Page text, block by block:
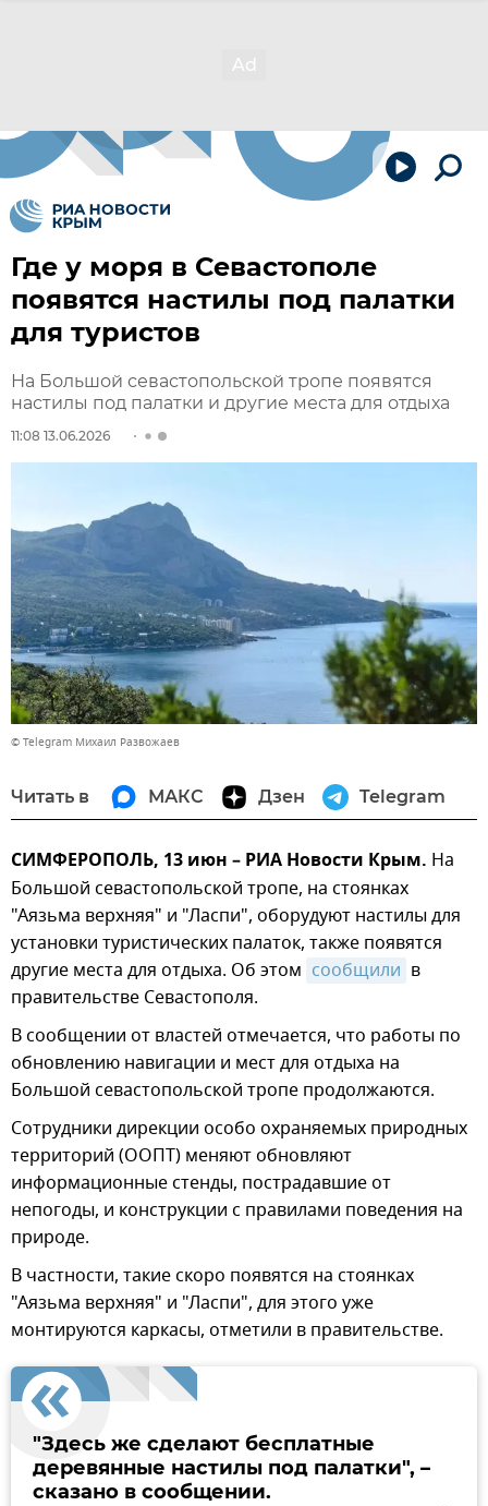
Где у моря в Севастополе
появятся настилы под палатки
для туристов
На Большой севастопольской тропе появятся
настилы под палатки и другие места для отдыха
11:08 13.06.2026
© Telegram Михаил Развожаев
Читать в МАКС Дзен Telegram
СИМФЕРОПОЛЬ, 13 июн – РИА Новости Крым. На
Большой севастопольской тропе, на стоянках
"Аязьма верхняя" и "Ласпи", оборудуют настилы для
установки туристических палаток, также появятся
другие места для отдыха. Об этом сообщили в
правительстве Севастополя.
В сообщении от властей отмечается, что работы по
обновлению навигации и мест для отдыха на
Большой севастопольской тропе продолжаются.
Сотрудники дирекции особо охраняемых природных
территорий (ООПТ) меняют обновляют
информационные стенды, пострадавшие от
непогоды, и конструкции с правилами поведения на
природе.
В частности, такие скоро появятся на стоянках
"Аязьма верхняя" и "Ласпи", для этого уже
монтируются каркасы, отметили в правительстве.
"Здесь же сделают бесплатные
деревянные настилы под палатки", –
сказано в сообщении.